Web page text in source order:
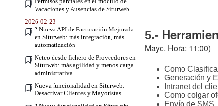
Vacaciones y Ausencias de Siturweb
2026-02-23
? Nueva API de Facturación Mejorada
en Siturweb: más integración, más
automatización
Neteo desde fichero de Proveedores en
Siturweb: más agilidad y menos carga
administrativa
Nueva funcionalidad en Siturweb:
Desactivar Clientes y Mayoristas
5.-
Mayo. Hora: 11:00)
Como
Generación y
Intranet del
Como colgar
Envío de SMS